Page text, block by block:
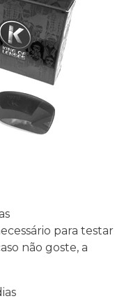
para testar
não goste, a